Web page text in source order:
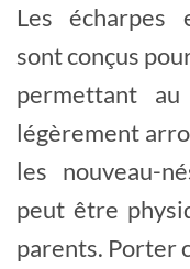
Les écharpes
sont conçus
permettant
légèrement
les nouveau-
peut être
parents. Porter